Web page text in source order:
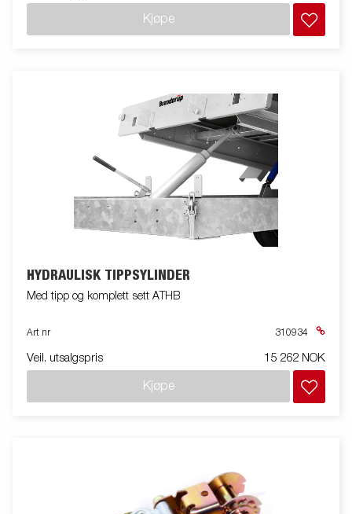
Kjøpe
HYDRAULISK TIPPSYLINDER
Med tipp og komplett sett ATHB
Art nr 310934
Veil. utsalgspris 15 262 NOK
Kjøpe